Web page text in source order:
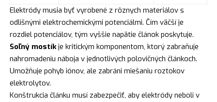
Elektródy musia byť vyrobené z rôznych materiálov s
odlišnými elektrochemickými potenciálmi. Čím väčší je
rozdiel potenciálov, tým vyššie napätie článok poskytuje.
Soľný mostíkje kritickým komponentom, ktorý zabraňuje
nahromadeniu náboja v jednotlivých polovičných článkoch.
Umožňuje pohyb iónov, ale zabráni miešaniu roztokov
elektrolytov.
Konštrukcia článku musí zabezpečiť, aby elektródy neboli v